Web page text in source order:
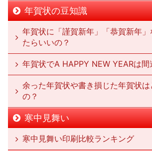
年賀状の豆知識
年賀状に「謹賀新年」「恭賀新年
たらいいの？
年賀状でA HAPPY NEW YEARは間
余った年賀状や書き損じた年賀状
の？
寒中見舞い
寒中見舞い印刷比較ランキング